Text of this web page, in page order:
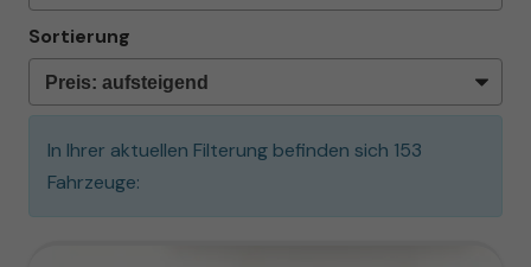
Sortierung
In Ihrer aktuellen Filterung befinden sich 153
Fahrzeuge: